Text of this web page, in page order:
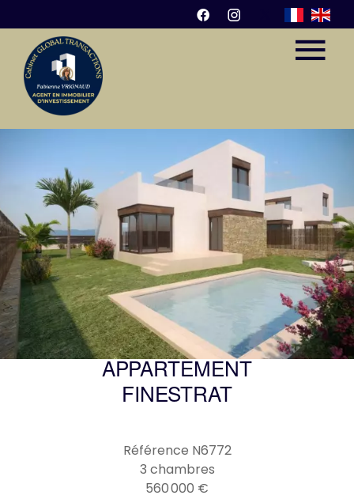
APPARTEMENT
FINESTRAT
Référence N6772
3 chambres
560 000 €